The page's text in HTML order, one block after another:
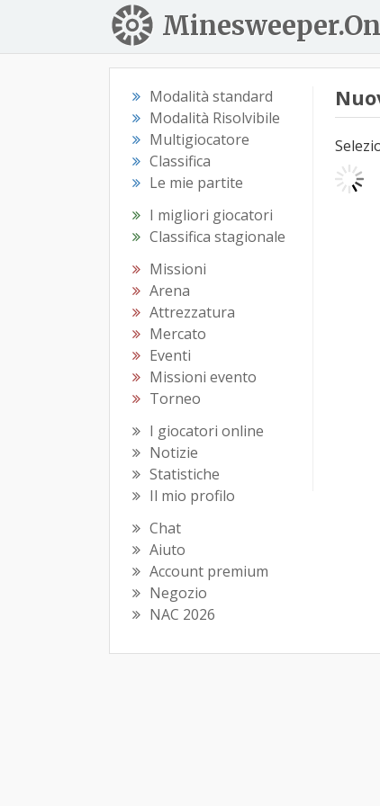
Modalità standard
Modalità Risolvibile
Multigiocatore
Classifica
Le mie partite
I migliori giocatori
Classifica stagionale
Missioni
Arena
Attrezzatura
Mercato
Eventi
Missioni evento
Torneo
I giocatori online
Notizie
Statistiche
Il mio profilo
Chat
Aiuto
Account premium
Negozio
NAC 2026